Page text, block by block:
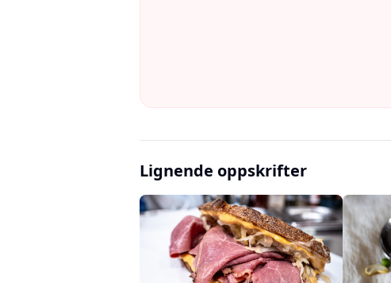
Lignende oppskrifter